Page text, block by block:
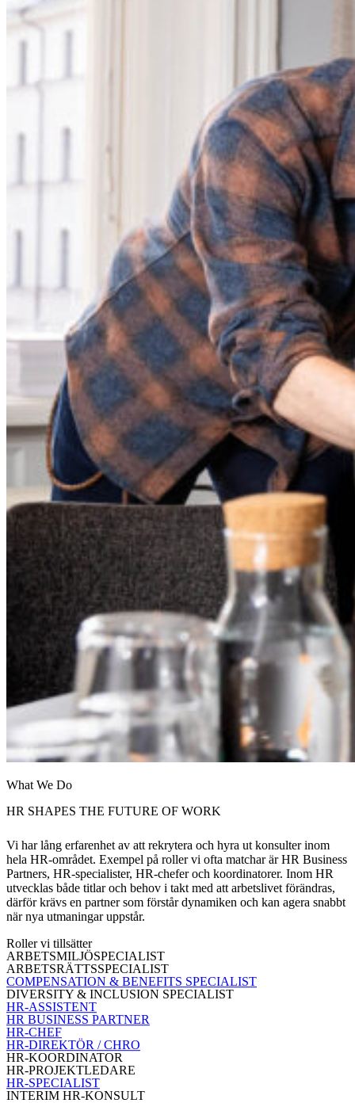
What We Do
HR SHAPES THE FUTURE OF WORK
Vi har lång erfarenhet av att rekrytera och hyra ut konsulter inom
hela HR-området. Exempel på roller vi ofta matchar är HR Business
Partners, HR-specialister, HR-chefer och koordinatorer. Inom HR
utvecklas både titlar och behov i takt med att arbetslivet förändras,
därför krävs en partner som förstår dynamiken och kan agera snabbt
när nya utmaningar uppstår.
Roller vi tillsätter
ARBETSMILJÖSPECIALIST
ARBETSRÄTTSSPECIALIST
COMPENSATION & BENEFITS SPECIALIST
DIVERSITY & INCLUSION SPECIALIST
HR-ASSISTENT
HR BUSINESS PARTNER
HR-CHEF
HR-DIREKTÖR / CHRO
HR-KOORDINATOR
HR-PROJEKTLEDARE
HR-SPECIALIST
INTERIM HR-KONSULT